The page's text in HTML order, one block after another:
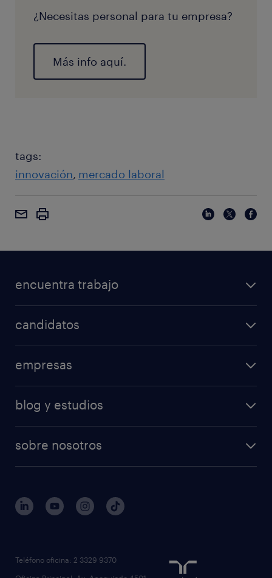
¿Necesitas personal para tu empresa?
Más info aquí.
tags:
innovación mercado laboral
encuentra trabajo
candidatos
empresas
blog y estudios
sobre nosotros
Teléfono oficina: 2 3329 9370